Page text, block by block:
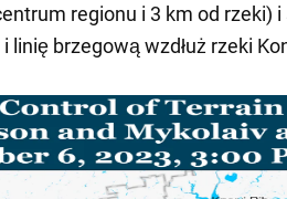
regionu i 3 km od rzeki)
linię brzegową wzdłuż rzeki